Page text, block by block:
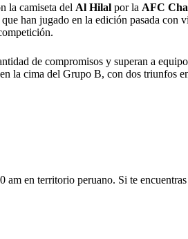
la camiseta del Al Hilal por la AFC
han jugado en la edición pasada con
de compromisos y superan a
la cima del Grupo B, con dos triunfos
en territorio peruano. Si te